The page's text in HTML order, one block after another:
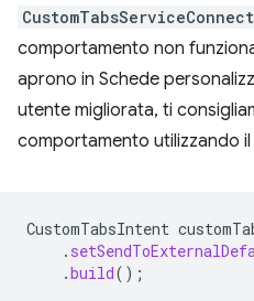
comportamento non
aprono in Schede
utente migliorata, ti
comportamento utilizzando
CustomTabsIntent
.
.build();